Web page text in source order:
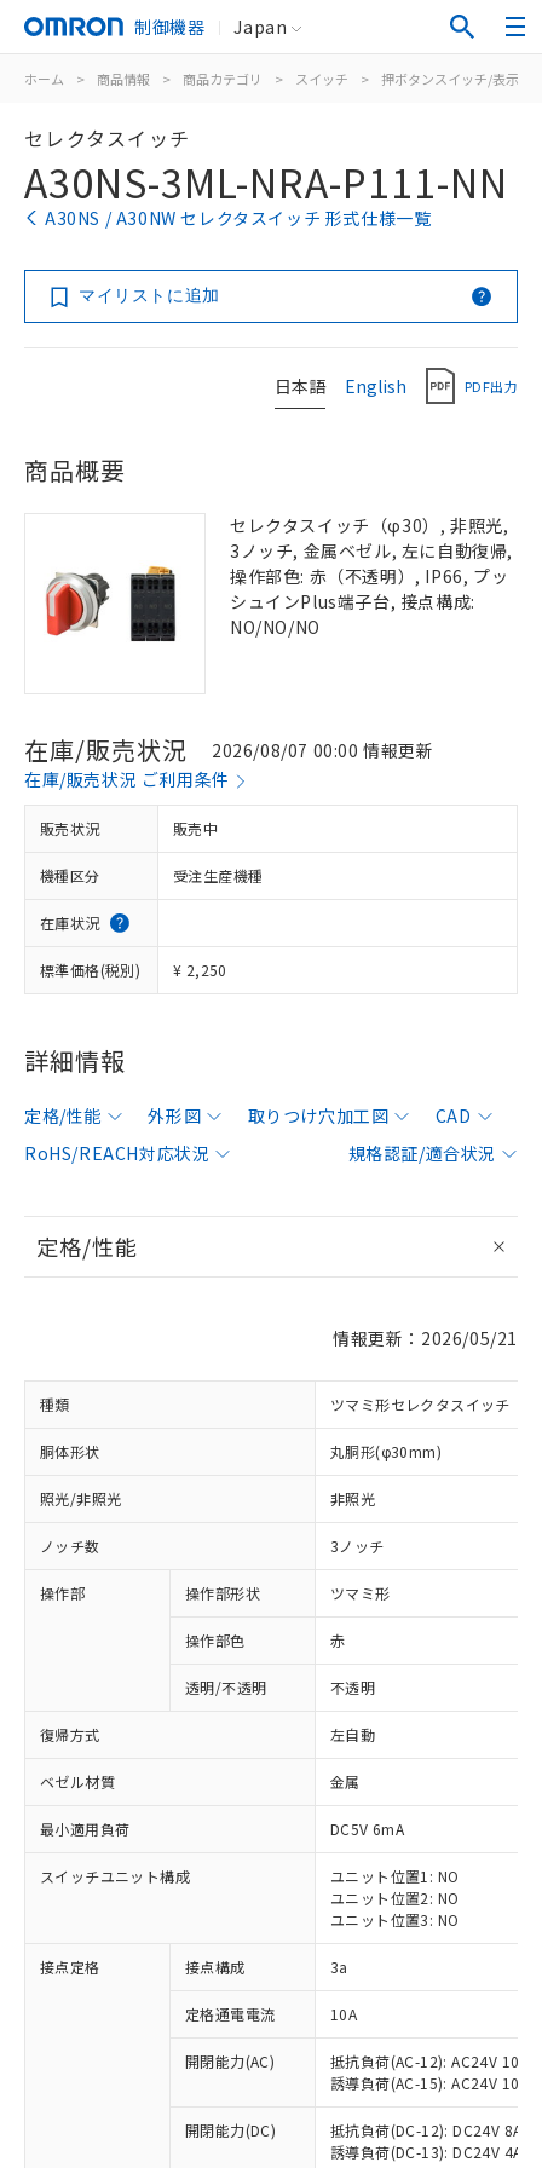
制御機器 Japan
ホーム > 商品情報 > 商品カテゴリ > スイッチ > 押ボタンスイッチ/表示灯
セレクタスイッチ
A30NS-3ML-NRA-P111-NN
A30NS / A30NW セレクタスイッチ 形式仕様一覧
マイリストに追加
日本語 English PDF出力
商品概要
セレクタスイッチ（φ30）, 非照光,
3ノッチ, 金属ベゼル, 左に自動復帰,
操作部色: 赤（不透明）, IP66, プッ
シュインPlus端子台, 接点構成:
NO/NO/NO
在庫/販売状況
2026/08/07 00:00 情報更新
在庫/販売状況 ご利用条件
販売状況 販売中
機種区分 受注生産機種
在庫状況
標準価格(税別) ¥ 2,250
詳細情報
定格/性能 外形図 取りつけ穴加工図
CAD
RoHS/REACH対応状況
規格認証/適合状況
定格/性能
情報更新：2026/05/21
種類 ツマミ形セレクタスイッチ
胴体形状 丸胴形(φ30mm)
照光/非照光 非照光
ノッチ数 3ノッチ
操作部 操作部形状 ツマミ形
操作部色 赤
透明/不透明 不透明
復帰方式 左自動
ベゼル材質 金属
最小適用負荷 DC5V 6mA
スイッチユニット構成
ユニット位置1: NO
ユニット位置2: NO
ユニット位置3: NO
接点定格 接点構成 3a
定格通電電流 10A
開閉能力(AC)
抵抗負荷(AC-12): AC24V 10A/
誘導負荷(AC-15): AC24V
開閉能力(DC)
抵抗負荷(DC-12): DC24V 8A/
誘導負荷(DC-13): DC24V 4A/
ご利用条件
対応済み：EU RoHS指令（10物質）の
非含有に対応した製品が提供可能な商品で
有に対応した製品に切り替える予定のある